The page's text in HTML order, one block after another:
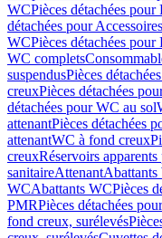
WCPièces détachées
détachées pour Accessoires
WCPièces détachées
WC complets
suspendusPièces
creuxPièces détachées
détachées pour WC au sol
attenantPièces détachées
attenantWC à fond creux
creuxRéservoirs
sanitaireAttenantAbattants
WCAbattants WCPièces
PMRPièces détachées
fond creux, surélevés